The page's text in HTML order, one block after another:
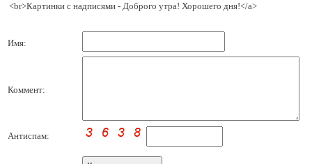
<br>Картинки с надписями - Доброго утра! Хорошего дня!</a>
Имя:
Коммент:
Антиспам: